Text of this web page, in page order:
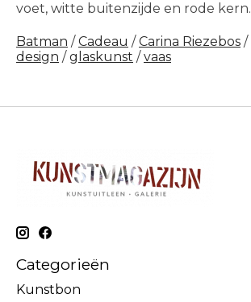
voet, witte buitenzijde en rode kern.
Batman /Cadeau /Carina Riezebos /
design /glaskunst /vaas
Categorieën
Kunstbon